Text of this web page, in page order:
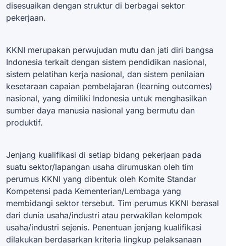
disesuaikan dengan struktur di berbagai sektor
pekerjaan.
KKNI merupakan perwujudan mutu dan jati diri bangsa
Indonesia terkait dengan sistem pendidikan nasional,
sistem pelatihan kerja nasional, dan sistem penilaian
kesetaraan capaian pembelajaran (learning outcomes)
nasional, yang dimiliki Indonesia untuk menghasilkan
sumber daya manusia nasional yang bermutu dan
produktif.
Jenjang kualifikasi di setiap bidang pekerjaan pada
suatu sektor/lapangan usaha dirumuskan oleh tim
perumus KKNI yang dibentuk oleh Komite Standar
Kompetensi pada Kementerian/Lembaga yang
membidangi sektor tersebut. Tim perumus KKNI berasal
dari dunia usaha/industri atau perwakilan kelompok
usaha/industri sejenis. Penentuan jenjang kualifikasi
dilakukan berdasarkan kriteria lingkup pelaksanaan